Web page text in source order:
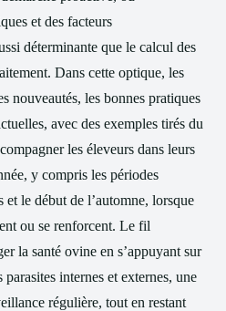
et des facteurs
déterminante que le calcul des
Dans cette optique, les
nouveautés, les bonnes pratiques
avec des exemples tirés du
les éleveurs dans leurs
y compris les périodes
le début de l’automne, lorsque
ou se renforcent. Le fil
la santé ovine en s’appuyant sur
internes et externes, une
régulière, tout en restant